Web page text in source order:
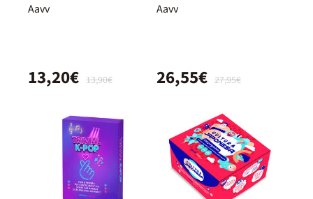
Aavv
13,90€
13,20€
Aavv
27,95€
26,55€